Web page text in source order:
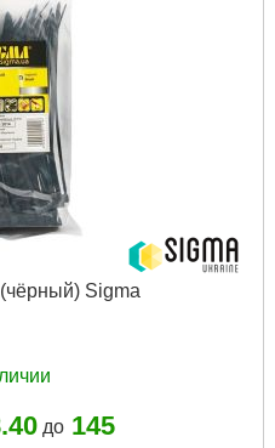
Sigma
до 145